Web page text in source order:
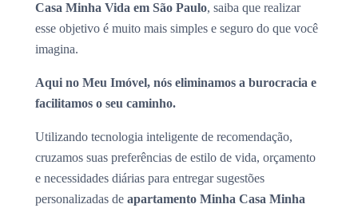
Casa Minha Vida em São Paulo, saiba que realizar
esse objetivo é muito mais simples e seguro do que você
imagina.
Aqui no Meu Imóvel, nós eliminamos a burocracia e
facilitamos o seu caminho.
Utilizando tecnologia inteligente de recomendação,
cruzamos suas preferências de estilo de vida, orçamento
e necessidades diárias para entregar sugestões
personalizadas de apartamento Minha Casa Minha